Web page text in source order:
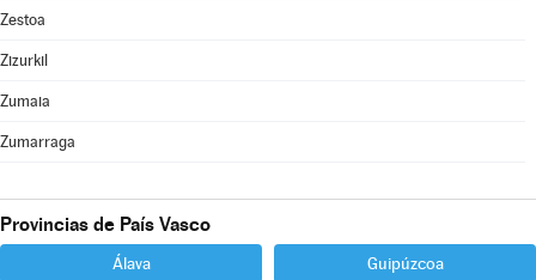
Zestoa
Zizurkil
Zumaia
Zumarraga
Provincias de País Vasco
Álava Guipúzcoa